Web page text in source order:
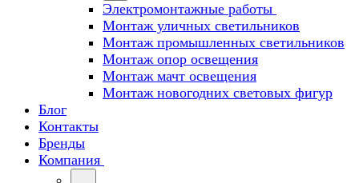
Электромонтажные работы
Монтаж уличных светильников
Монтаж промышленных светильников
Монтаж опор освещения
Монтаж мачт освещения
Монтаж новогодних световых фигур
Блог
Контакты
Бренды
Компания